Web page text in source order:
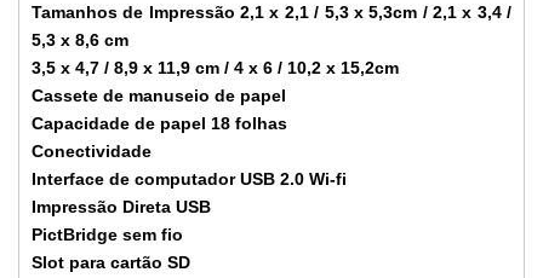
Tamanhos de Impressão 2,1 x 2,1 / 5,3 x 5,3cm / 2,1 x 3,4 /
5,3 x 8,6 cm
3,5 x 4,7 / 8,9 x 11,9 cm / 4 x 6 / 10,2 x 15,2cm
Cassete de manuseio de papel
Capacidade de papel 18 folhas
Conectividade
Interface de computador USB 2.0 Wi-fi
Impressão Direta USB
PictBridge sem fio
Slot para cartão SD